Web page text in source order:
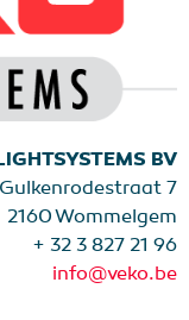
BV
Gulkenrodestraat 7
2160 Wommelgem
+ 32 3 827 21 96
info@veko.be